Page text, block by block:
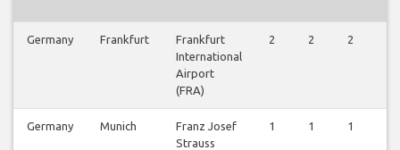
Germany Frankfurt
Frankfurt
International
Airport
(FRA)
2 2 2
Germany Munich
Franz Josef
Strauss
1 1 1